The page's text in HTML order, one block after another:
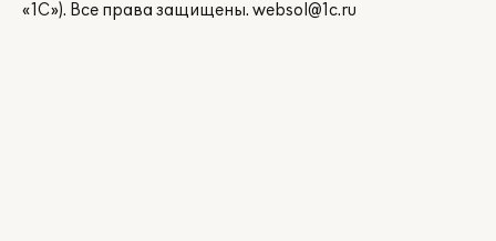
«1С»). Все права защищены. websol@1c.ru